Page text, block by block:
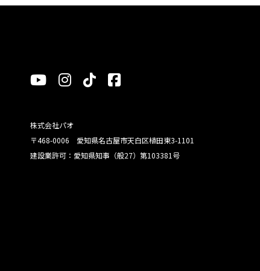
株式会社パオ
〒468-0006 愛知県名古屋市天白区植田東3-1101
建設業許可：愛知県知事（般27）第103381号